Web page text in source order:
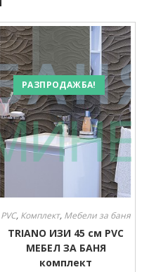
РАЗПРОДАЖБА!
PVC, Комплект, Мебели за баня
TRIANO ИЗИ 45 см PVC
МЕБЕЛ ЗА БАНЯ
комплект